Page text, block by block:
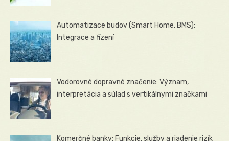
Automatizace budov (Smart Home, BMS):
Integrace a řízení
Vodorovné dopravné značenie: Význam,
interpretácia a súlad s vertikálnymi značkami
Komerčné banky: Funkcie, služby a riadenie rizík